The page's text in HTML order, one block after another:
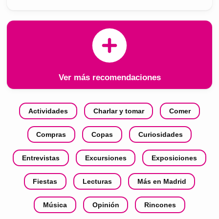
Ver más recomendaciones
Actividades Charlar y tomar Comer
Compras Copas Curiosidades
Entrevistas Excursiones Exposiciones
Fiestas Lecturas Más en Madrid
Música Opinión Rincones